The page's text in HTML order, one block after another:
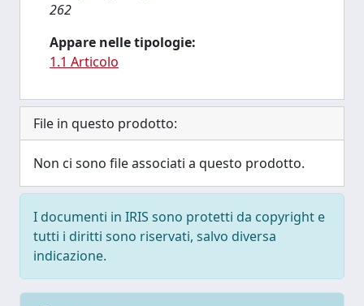
262
Appare nelle tipologie:
1.1 Articolo
File in questo prodotto:
Non ci sono file associati a questo prodotto.
I documenti in IRIS sono protetti da copyright e
tutti i diritti sono riservati, salvo diversa
indicazione.